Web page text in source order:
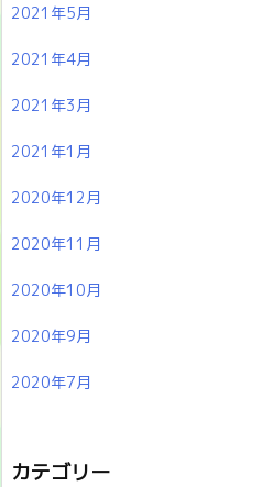
2021年5月
2021年4月
2021年3月
2021年1月
2020年12月
2020年11月
2020年10月
2020年9月
2020年7月
カテゴリー